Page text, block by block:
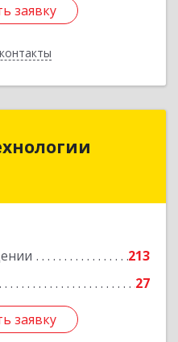
заявку
заявку
213
27
заявку
Красногорский р-н,
заявку